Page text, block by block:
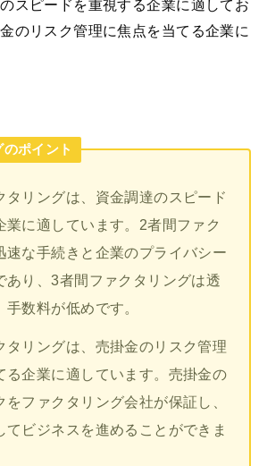
スピードを重視する企業に適してお
のリスク管理に焦点を当てる企業に
ポイント
タリングは、資金調達のスピード
業に適しています。2者間ファク
速な手続きと企業のプライバシー
あり、3者間ファクタリングは透
手数料が低めです。
タリングは、売掛金のリスク管理
る企業に適しています。売掛金の
をファクタリング会社が保証し、
てビジネスを進めることができま